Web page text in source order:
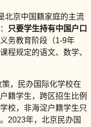
北京中国籍家庭的主流
只要学生持有中国户口
务教育阶段（1-9年
程规定的语文、数学、
，民办国际化学校在
籍学生，跨区招生比例
校，非海淀户籍学生只
2023年，北京民办国